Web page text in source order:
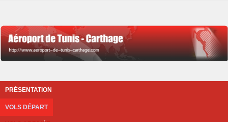
PRÉSENTATION
VOLS DÉPART